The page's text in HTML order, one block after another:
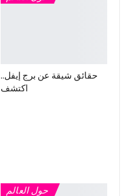
حقائق شيقة عن برج إيفل..
اكتشف
حول العالم